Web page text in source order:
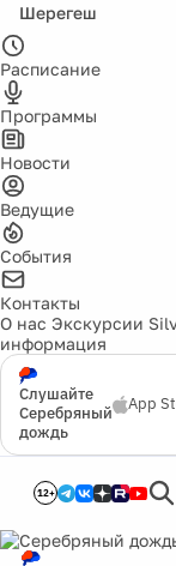
Шерегеш
Расписание
Программы
Новости
Ведущие
События
Контакты
О нас Экскурсии
информация
Слушайте
Серебряный
дождь
App
12+